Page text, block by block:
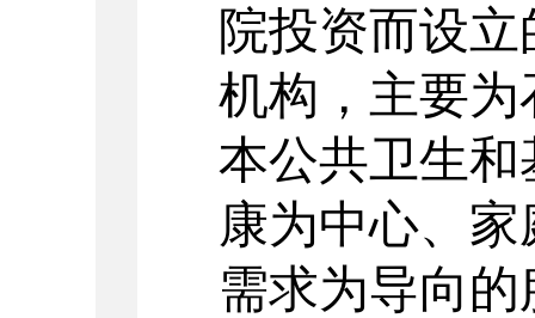
院投资而设
机构，主要
本公共卫生
康为中心、
需求为导向